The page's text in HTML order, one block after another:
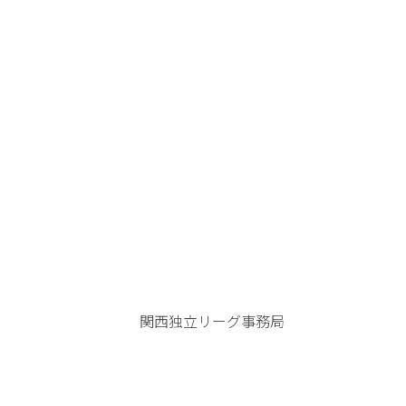
関西独立リーグ事務局